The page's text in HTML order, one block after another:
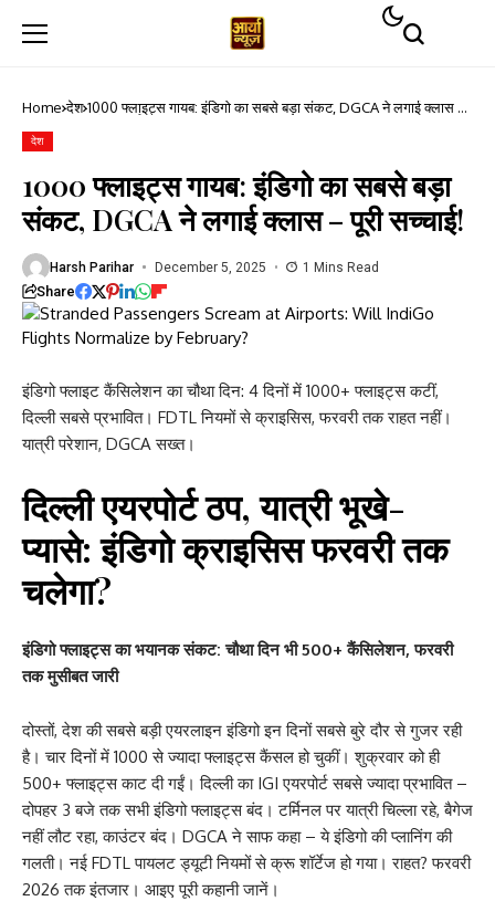
Home देश 1000 फ्लाइट्स गायब: इंडिगो का सबसे बड़ा संकट, DGCA ने लगाई क्लास –
देश
1000 फ्लाइट्स गायब: इंडिगो का सबसे बड़ा
संकट, DGCA ने लगाई क्लास – पूरी सच्चाई!
Harsh Parihar December 5, 2025 1 Mins Read
Share
इंडिगो फ्लाइट कैंसिलेशन का चौथा दिन: 4 दिनों में 1000+ फ्लाइट्स कटीं,
दिल्ली सबसे प्रभावित। FDTL नियमों से क्राइसिस, फरवरी तक राहत नहीं।
यात्री परेशान, DGCA सख्त।
दिल्ली एयरपोर्ट ठप, यात्री भूखे-
प्यासे: इंडिगो क्राइसिस फरवरी तक
चलेगा?
इंडिगो फ्लाइट्स का भयानक संकट: चौथा दिन भी 500+ कैंसिलेशन, फरवरी
तक मुसीबत जारी
दोस्तों, देश की सबसे बड़ी एयरलाइन इंडिगो इन दिनों सबसे बुरे दौर से गुजर रही
है। चार दिनों में 1000 से ज्यादा फ्लाइट्स कैंसल हो चुकीं। शुक्रवार को ही
500+ फ्लाइट्स काट दी गईं। दिल्ली का IGI एयरपोर्ट सबसे ज्यादा प्रभावित –
दोपहर 3 बजे तक सभी इंडिगो फ्लाइट्स बंद। टर्मिनल पर यात्री चिल्ला रहे, बैगेज
नहीं लौट रहा, काउंटर बंद। DGCA ने साफ कहा – ये इंडिगो की प्लानिंग की
गलती। नई FDTL पायलट ड्यूटी नियमों से क्रू शॉर्टेज हो गया। राहत? फरवरी
2026 तक इंतजार। आइए पूरी कहानी जानें।